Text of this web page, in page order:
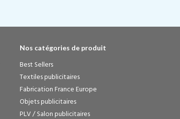
Nos catégories de produit
Best Sellers
Textiles publicitaires
Fabrication France Europe
Objets publicitaires
PLV / Salon publicitaires